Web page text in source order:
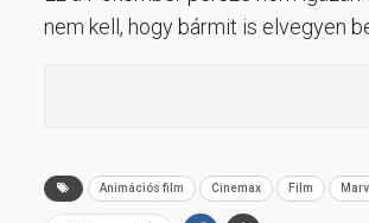
nem kell, hogy bármit is elvegyen
Animációs film Cinemax Film